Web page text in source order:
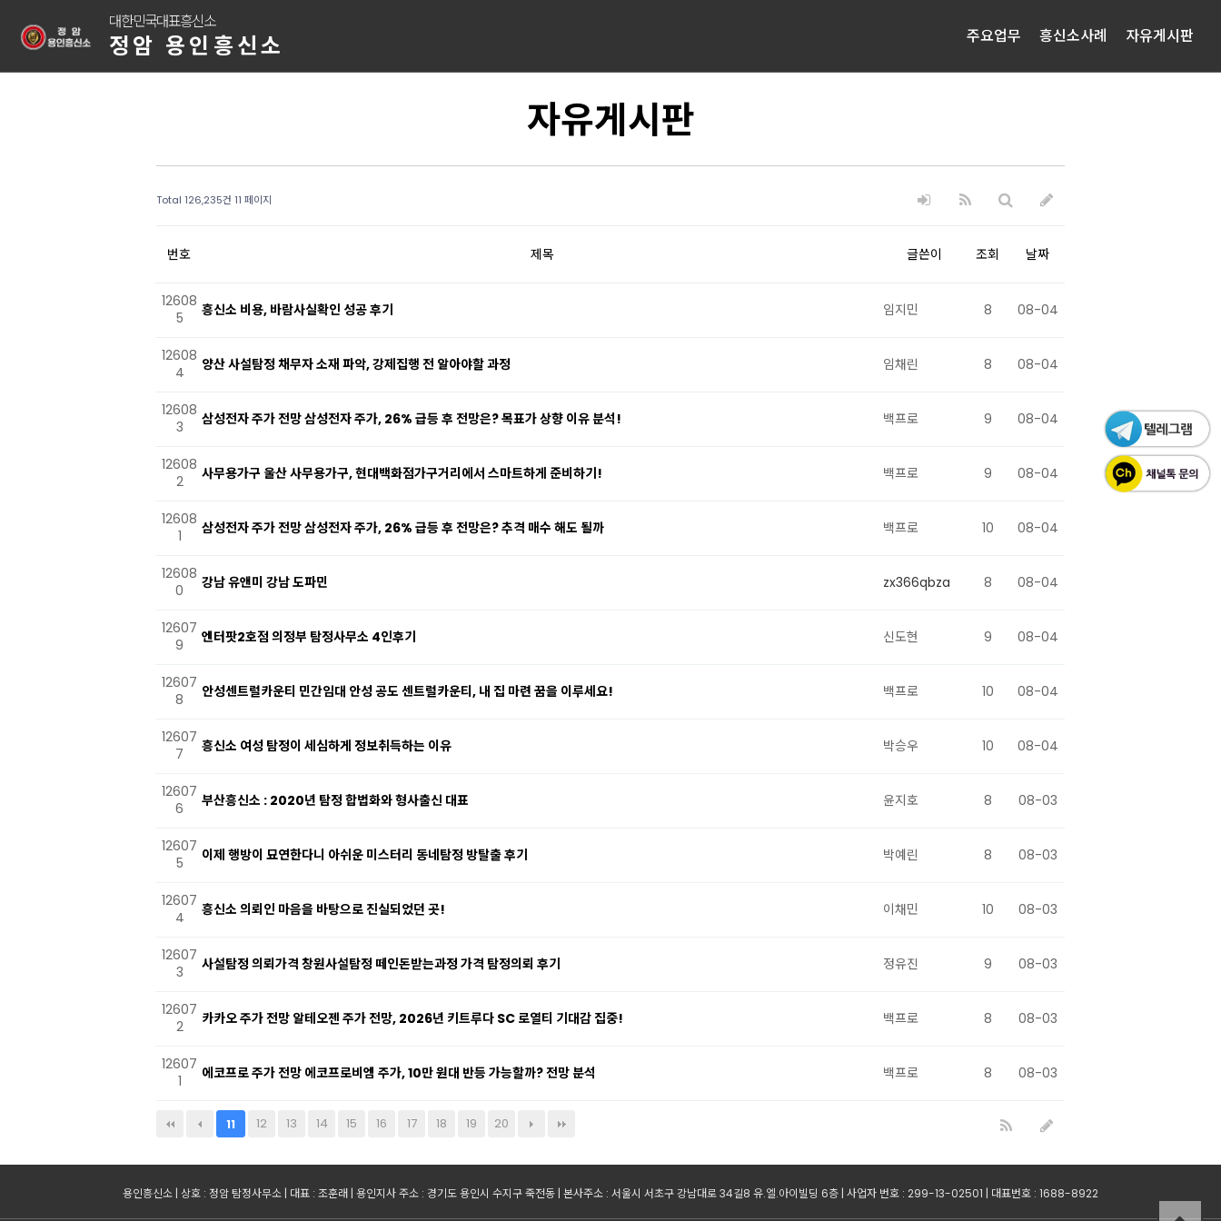
대한민국대표흥신소
정암 용인흥신소 주요업무 흥신소사례 자유게시판
자유게시판
Total 126,235건 11 페이지
번호 제목 글쓴이 조회 날짜
12608
5
흥신소 비용, 바람사실확인 성공 후기 임지민 8 08-04
12608
4
양산 사설탐정 채무자 소재 파악, 강제집행 전 알아야할 과정 임채린 8 08-04
12608
3
삼성전자 주가 전망 삼성전자 주가, 26% 급등 후 전망은? 목표가 상향 이유 분석! 백프로 9 08-04
12608
2
사무용가구 울산 사무용가구, 현대백화점가구거리에서 스마트하게 준비하기! 백프로 9 08-04
12608
1
삼성전자 주가 전망 삼성전자 주가, 26% 급등 후 전망은? 추격 매수 해도 될까 백프로 10 08-04
12608
0
강남 유앤미 강남 도파민 zx366qbza 8 08-04
12607
9
엔터팟2호점 의정부 탐정사무소 4인후기 신도현 9 08-04
12607
8
안성센트럴카운티 민간임대 안성 공도 센트럴카운티, 내 집 마련 꿈을 이루세요! 백프로 10 08-04
12607
7
흥신소 여성 탐정이 세심하게 정보취득하는 이유 박승우 10 08-04
12607
6
부산흥신소 : 2020년 탐정 합법화와 형사출신 대표 윤지호 8 08-03
12607
5
이제 행방이 묘연한다니 아쉬운 미스터리 동네탐정 방탈출 후기 박예린 8 08-03
12607
4
흥신소 의뢰인 마음을 바탕으로 진실되었던 곳! 이채민 10 08-03
12607
3
사설탐정 의뢰가격 창원사설탐정 떼인돈받는과정 가격 탐정의뢰 후기 정유진 9 08-03
12607
2
카카오 주가 전망 알테오젠 주가 전망, 2026년 키트루다 SC 로열티 기대감 집중! 백프로 8 08-03
12607
1
에코프로 주가 전망 에코프로비엠 주가, 10만 원대 반등 가능할까? 전망 분석 백프로 8 08-03
11 12 13 14 15 16 17 18 19 20
용인흥신소 | 상호 : 정암 탐정사무소 | 대표 : 조훈래 | 용인지사 주소 : 경기도 용인시 수지구 죽전동 | 본사주소 : 서울시 서초구 강남대로 34길8 유.엘.아이빌딩 6층 | 사업자 번호 : 299-13-02501 | 대표번호 : 1688-8922